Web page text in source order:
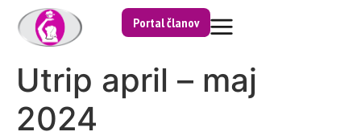
Portal članov
Utrip april – maj
2024